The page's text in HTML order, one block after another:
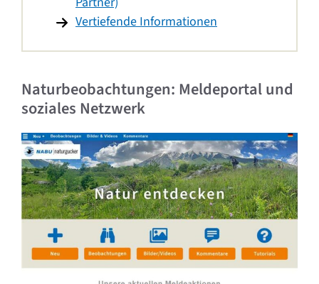
Vertiefende Informationen
Naturbeobachtungen: Meldeportal und
soziales Netzwerk